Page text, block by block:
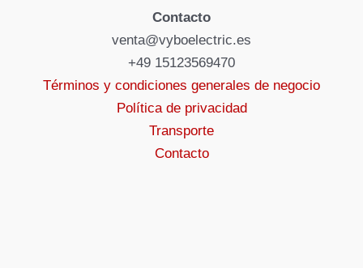
Contacto
venta@vyboelectric.es
+49 15123569470
Términos y condiciones generales de negocio
Política de privacidad
Transporte
Contacto